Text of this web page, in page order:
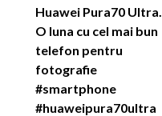
Huawei Pura70 Ultra.
O luna cu cel mai bun
telefon pentru
fotografie
#smartphone
#huaweipura70ultra